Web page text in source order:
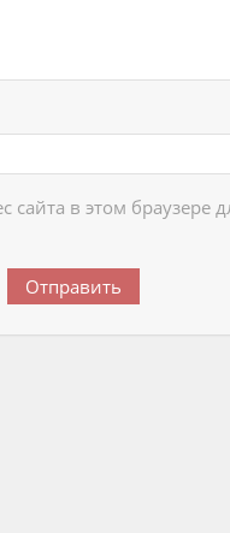
сайта в этом браузере